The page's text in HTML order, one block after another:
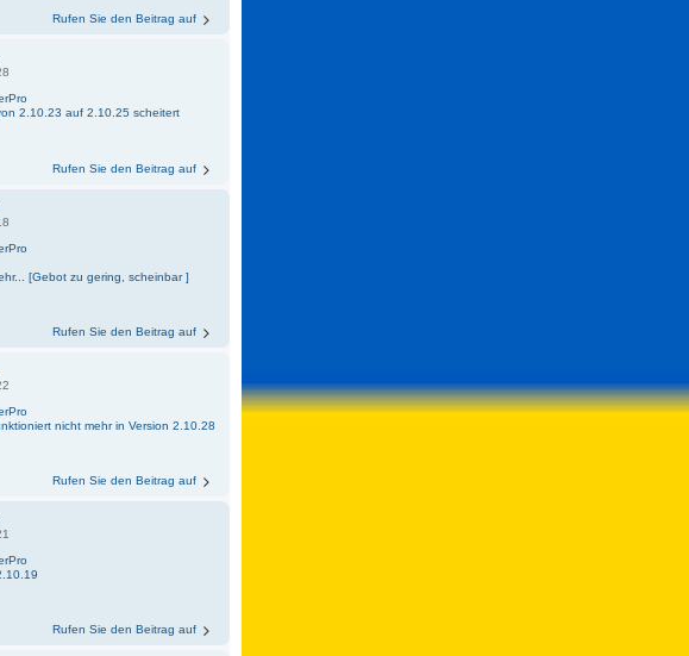
Rufen Sie den Beitrag auf
2.10.23 auf 2.10.25 scheitert
Rufen Sie den Beitrag auf
[Gebot zu gering, scheinbar ]
Rufen Sie den Beitrag auf
nicht mehr in Version 2.10.28
Rufen Sie den Beitrag auf
Rufen Sie den Beitrag auf